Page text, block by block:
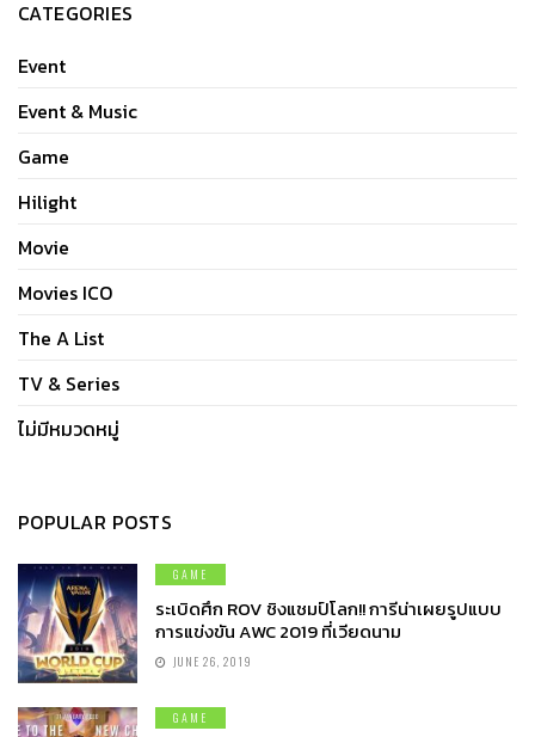
CATEGORIES
Event
Event & Music
Game
Hilight
Movie
Movies ICO
The A List
TV & Series
ไม่มีหมวดหมู่
POPULAR POSTS
GAME
ระเบิดศึก ROV ชิงแชมป์โลก!! การีน่าเผยรูปแบบ
การแข่งขัน AWC 2019 ที่เวียดนาม
JUNE 26, 2019
GAME